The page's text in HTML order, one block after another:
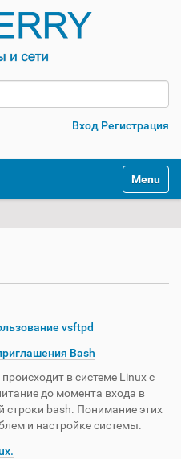
Вход Регистрация
vsftpd
Bash
в системе Linux с
до момента входа в
строки bash. Понимание этих
и настройке системы.